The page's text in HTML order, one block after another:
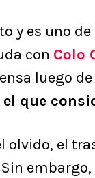
y es uno
con Colo
luego
el que
olvido, el